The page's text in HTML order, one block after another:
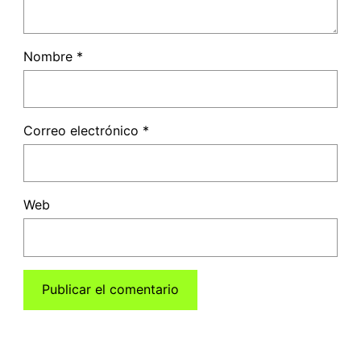
Nombre *
Correo electrónico *
Web